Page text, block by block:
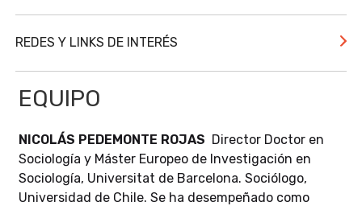
REDES Y LINKS DE INTERÉS
EQUIPO
NICOLÁS PEDEMONTE ROJAS Director Doctor en
Sociología y Máster Europeo de Investigación en
Sociología, Universitat de Barcelona. Sociólogo,
Universidad de Chile. Se ha desempeñado como